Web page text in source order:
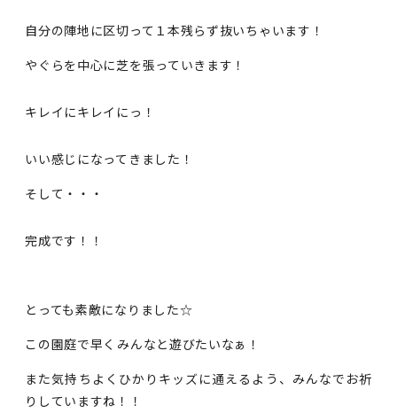
自分の陣地に区切って１本残らず抜いちゃいます！
やぐらを中心に芝を張っていきます！
キレイにキレイにっ！
いい感じになってきました！
そして・・・
完成です！！
とっても素敵になりました☆
この園庭で早くみんなと遊びたいなぁ！
また気持ちよくひかりキッズに通えるよう、みんなでお祈
りしていますね！！